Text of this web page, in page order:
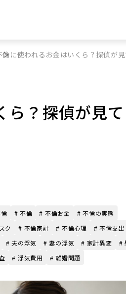
倫に使われるお金はいくら？探偵が
ら？探偵が見て
# 不倫 # 不倫お金
# 不倫の実態
ク # 不倫家計 # 不倫心理
# 不倫支出
# 夫の浮気 # 妻の浮気 # 家計異変
#
# 浮気費用 # 離婚問題